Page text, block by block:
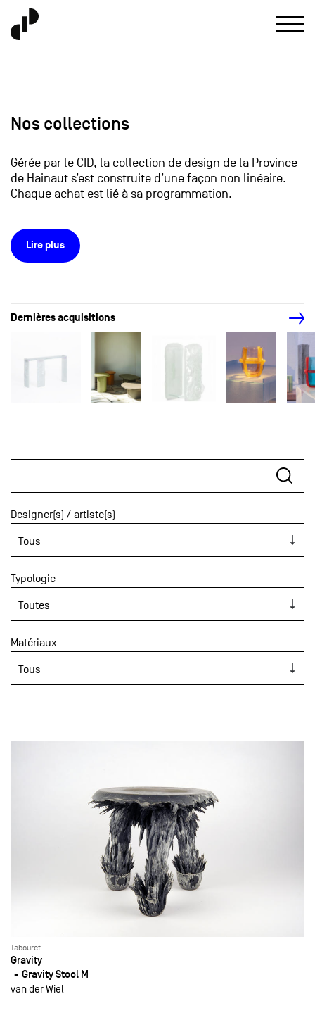
Nos collections
Gérée par le CID, la collection de design de la Province
de Hainaut s’est construite d’une façon non linéaire.
Chaque achat est lié à sa programmation.
Lire plus
Dernières acquisitions
Designer(s) / artiste(s)
Typologie
Matériaux
Tabouret
Gravity
Gravity Stool M
van der Wiel